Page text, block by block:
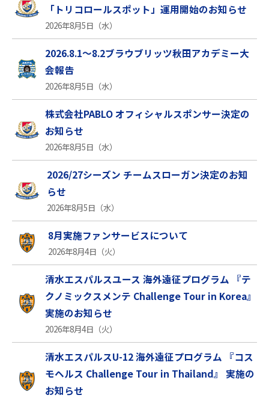
「トリコロールスポット」運用開始のお知らせ
2026年8月5日（水）
2026.8.1～8.2ブラウブリッツ秋田アカデミー大
会報告
2026年8月5日（水）
株式会社PABLO オフィシャルスポンサー決定の
お知らせ
2026年8月5日（水）
2026/27シーズン チームスローガン決定のお知
らせ
2026年8月5日（水）
8月実施ファンサービスについて
2026年8月4日（火）
清水エスパルスユース 海外遠征プログラム 『テ
クノミックスメンテ Challenge Tour in Korea』
実施のお知らせ
2026年8月4日（火）
清水エスパルスU-12 海外遠征プログラム 『コス
モヘルス Challenge Tour in Thailand』 実施の
お知らせ